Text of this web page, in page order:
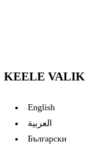
KEELE VALIK
English
العربية
Български